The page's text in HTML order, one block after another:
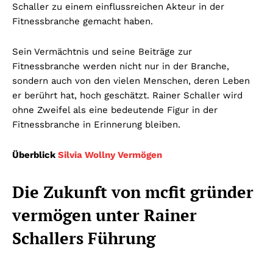
Schaller zu einem einflussreichen Akteur in der
Fitnessbranche gemacht haben.
Sein Vermächtnis und seine Beiträge zur
Fitnessbranche werden nicht nur in der Branche,
sondern auch von den vielen Menschen, deren Leben
er berührt hat, hoch geschätzt. Rainer Schaller wird
ohne Zweifel als eine bedeutende Figur in der
Fitnessbranche in Erinnerung bleiben.
Überblick Silvia Wollny Vermögen
Die Zukunft von mcfit gründer
vermögen unter Rainer
Schallers Führung